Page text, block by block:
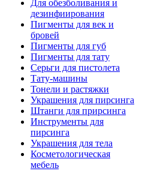
Для обезболивания и
дезинфиирования
Пигменты для век и
бровей
Пигменты для губ
Пигменты для тату
Серьги для пистолета
Тату-машины
Тонели и растяжки
Украшения для пирсинга
Штанги для прирсинга
Инструменты для
пирсинга
Украшения для тела
Косметологическая
мебель